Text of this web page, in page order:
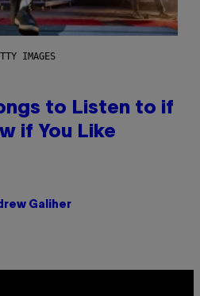
IMAGES
to Listen to if
if You Like
Galiher